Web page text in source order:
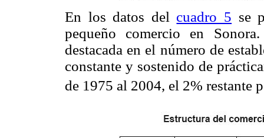
En los datos del cuadro 5 se
pequeño comercio en
destacada en el número de
constante y sostenido de
de 1975 al 2004, el 2% restante